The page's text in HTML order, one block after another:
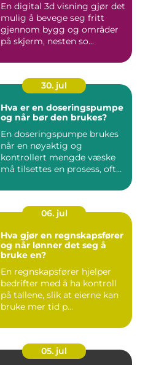
En digital 3d visning gjør det
mulig å bevege seg fritt
gjennom bygg og områder
på skjerm, nesten so...
30. jul
Hva er en doseringspumpe
og når bør den brukes?
En doseringspumpe brukes
når en nøyaktig og
kontrollert mengde væske
må tilsettes en prosess, ofte
06. jul
Hva gjør en regnskapsfører
og når lønner det seg å
bruke en?
En regnskapsfører hjelper
bedrifter med å ha kontroll
på tallene, slik at eierne kan
bruke mer tid p...
05. jul